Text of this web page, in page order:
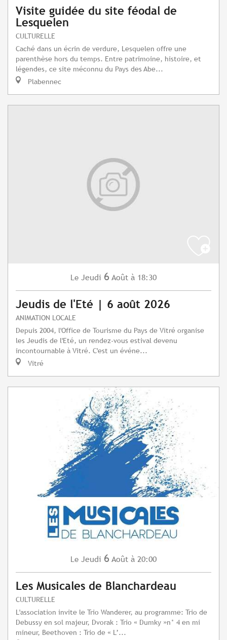
Visite guidée du site féodal de
Lesquelen
CULTURELLE
Caché dans un écrin de verdure, Lesquelen offre une
parenthèse hors du temps. Entre patrimoine, histoire, et
légendes, ce site méconnu du Pays des Abe...
Plabennec
Le Jeudi 6 Août à 18:30
Jeudis de l'Eté | 6 août 2026
ANIMATION LOCALE
Depuis 2004, l'Office de Tourisme du Pays de Vitré organise
les Jeudis de l'Eté, un rendez-vous estival devenu
incontournable à Vitré. C'est un événe...
Vitré
Le Jeudi 6 Août à 20:00
Les Musicales de Blanchardeau
CULTURELLE
L'association invite le Trio Wanderer, au programme: Trio de
Debussy en sol majeur, Dvorak : Trio « Dumky »n° 4 en mi
mineur, Beethoven : Trio de « L’...